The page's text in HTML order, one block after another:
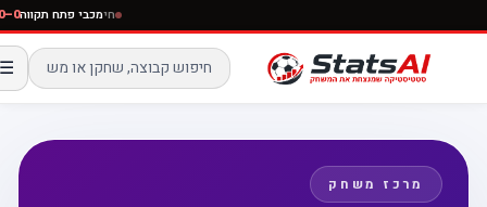
חימכבי פתח
☰
מרכז משחק